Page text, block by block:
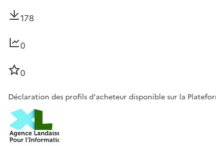
178
0
0
Déclaration des profils d'acheteur disponible sur la